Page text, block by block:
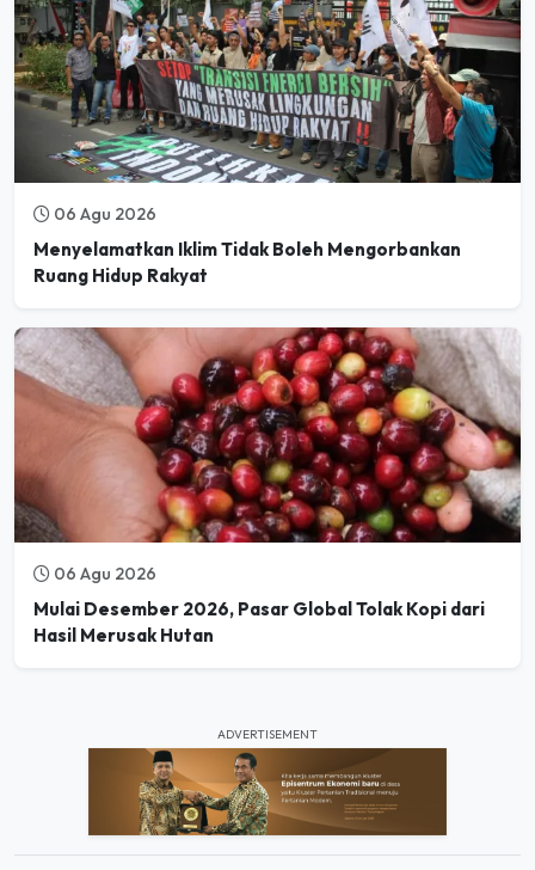
06 Agu 2026
Menyelamatkan Iklim Tidak Boleh Mengorbankan
Ruang Hidup Rakyat
06 Agu 2026
Mulai Desember 2026, Pasar Global Tolak Kopi dari
Hasil Merusak Hutan
ADVERTISEMENT